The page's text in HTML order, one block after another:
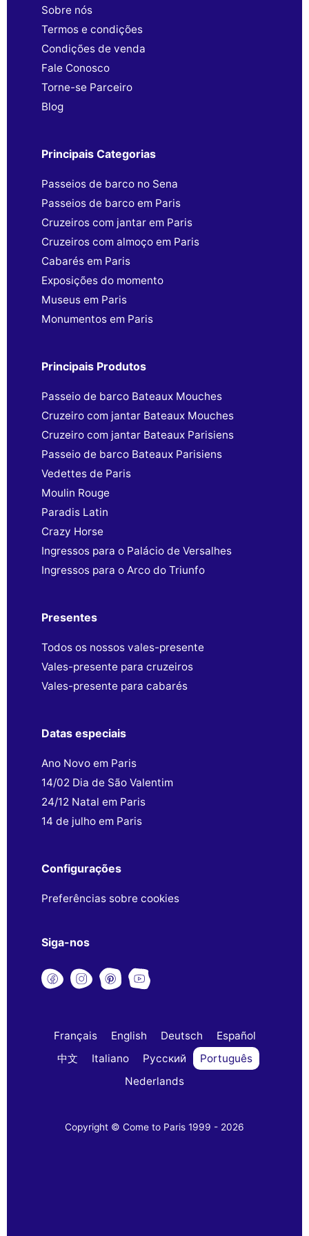
Sobre nós
Termos e condições
Condições de venda
Fale Conosco
Torne-se Parceiro
Blog
Principais Categorias
Passeios de barco no Sena
Passeios de barco em Paris
Cruzeiros com jantar em Paris
Cruzeiros com almoço em Paris
Cabarés em Paris
Exposições do momento
Museus em Paris
Monumentos em Paris
Principais Produtos
Passeio de barco Bateaux Mouches
Cruzeiro com jantar Bateaux Mouches
Cruzeiro com jantar Bateaux Parisiens
Passeio de barco Bateaux Parisiens
Vedettes de Paris
Moulin Rouge
Paradis Latin
Crazy Horse
Ingressos para o Palácio de Versalhes
Ingressos para o Arco do Triunfo
Presentes
Todos os nossos vales-presente
Vales-presente para cruzeiros
Vales-presente para cabarés
Datas especiais
Ano Novo em Paris
14/02 Dia de São Valentim
24/12 Natal em Paris
14 de julho em Paris
Configurações
Preferências sobre cookies
Siga-nos
Français English Deutsch
Español
中文
Italiano Русский
Português
Nederlands
Copyright © Come to Paris 1999 - 2026